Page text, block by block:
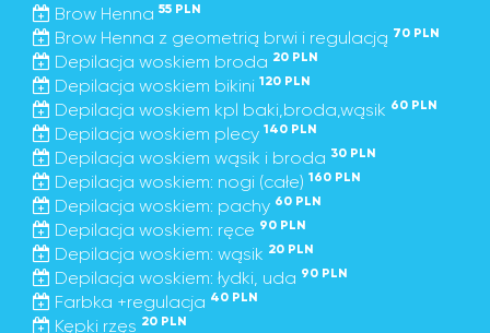
Brow Henna 55 PLN
Brow Henna z geometrią brwi i regulacją 70 PLN
Depilacja woskiem broda 20 PLN
Depilacja woskiem bikini 120 PLN
Depilacja woskiem kpl baki,broda,wąsik 60 PLN
Depilacja woskiem plecy 140 PLN
Depilacja woskiem wąsik i broda 30 PLN
Depilacja woskiem: nogi (całe) 160 PLN
Depilacja woskiem: pachy 60 PLN
Depilacja woskiem: ręce 90 PLN
Depilacja woskiem: wąsik 20 PLN
Depilacja woskiem: łydki, uda 90 PLN
Farbka +regulacja 40 PLN
Kępki rzęs 20 PLN